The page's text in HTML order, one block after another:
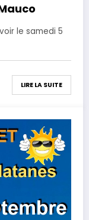
le samedi 5
LIRE LA SUITE